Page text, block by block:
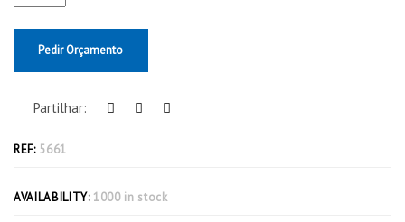
Pedir Orçamento
Partilhar:
REF: 5661
AVAILABILITY: 1000 in stock